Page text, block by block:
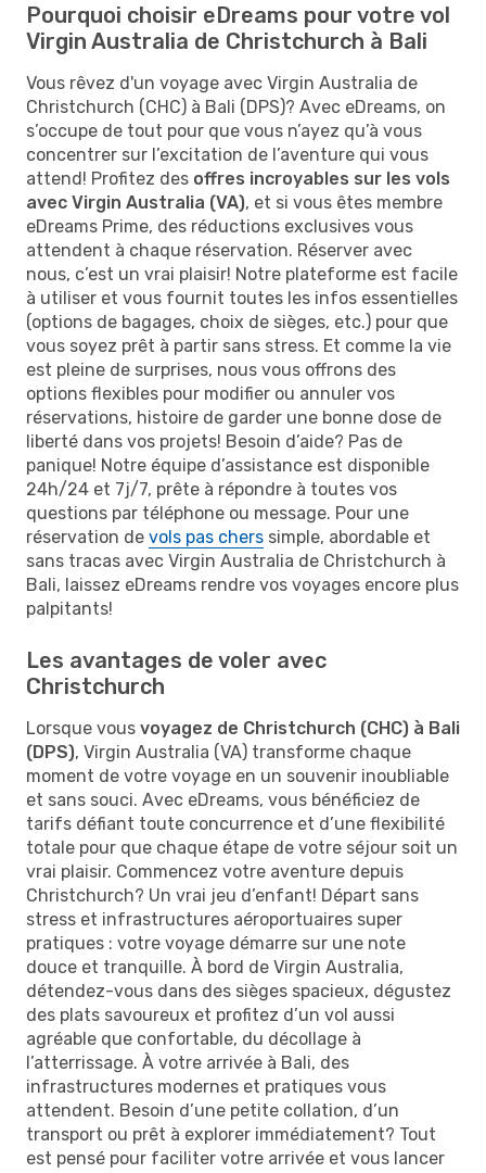
Pourquoi choisir eDreams pour votre vol
Virgin Australia de Christchurch à Bali
Vous rêvez d'un voyage avec Virgin Australia de
Christchurch (CHC) à Bali (DPS)? Avec eDreams, on
s’occupe de tout pour que vous n’ayez qu’à vous
concentrer sur l’excitation de l’aventure qui vous
attend! Profitez des offres incroyables sur les vols
avec Virgin Australia (VA), et si vous êtes membre
eDreams Prime, des réductions exclusives vous
attendent à chaque réservation. Réserver avec
nous, c’est un vrai plaisir! Notre plateforme est facile
à utiliser et vous fournit toutes les infos essentielles
(options de bagages, choix de sièges, etc.) pour que
vous soyez prêt à partir sans stress. Et comme la vie
est pleine de surprises, nous vous offrons des
options flexibles pour modifier ou annuler vos
réservations, histoire de garder une bonne dose de
liberté dans vos projets! Besoin d’aide? Pas de
panique! Notre équipe d’assistance est disponible
24h/24 et 7j/7, prête à répondre à toutes vos
questions par téléphone ou message. Pour une
réservation de vols pas chers simple, abordable et
sans tracas avec Virgin Australia de Christchurch à
Bali, laissez eDreams rendre vos voyages encore plus
palpitants!
Les avantages de voler avec
Christchurch
Lorsque vous voyagez de Christchurch (CHC) à Bali
(DPS), Virgin Australia (VA) transforme chaque
moment de votre voyage en un souvenir inoubliable
et sans souci. Avec eDreams, vous bénéficiez de
tarifs défiant toute concurrence et d’une flexibilité
totale pour que chaque étape de votre séjour soit un
vrai plaisir. Commencez votre aventure depuis
Christchurch? Un vrai jeu d’enfant! Départ sans
stress et infrastructures aéroportuaires super
pratiques : votre voyage démarre sur une note
douce et tranquille. À bord de Virgin Australia,
détendez-vous dans des sièges spacieux, dégustez
des plats savoureux et profitez d’un vol aussi
agréable que confortable, du décollage à
l’atterrissage. À votre arrivée à Bali, des
infrastructures modernes et pratiques vous
attendent. Besoin d’une petite collation, d’un
transport ou prêt à explorer immédiatement? Tout
est pensé pour faciliter votre arrivée et vous lancer